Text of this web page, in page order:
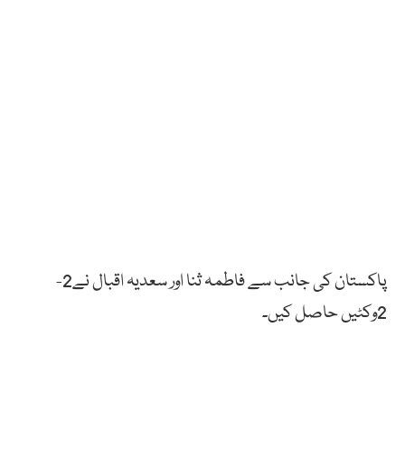
پاکستان کی جانب سے فاطمہ ثنا اور سعدیہ اقبال نے2-
2وکٹیں حاصل کیں۔